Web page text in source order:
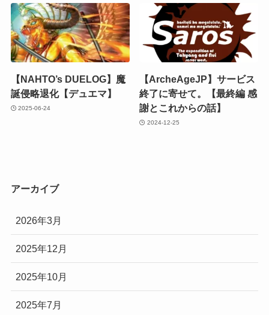
【NAHTO’s DUELOG】魔
誕侵略退化【デュエマ】
2025-06-24
【ArcheAgeJP】サービス
終了に寄せて。【最終編 感
謝とこれからの話】
2024-12-25
アーカイブ
2026年3月
2025年12月
2025年10月
2025年7月